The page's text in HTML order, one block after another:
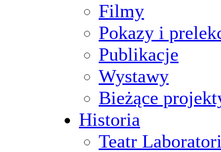
Filmy
Pokazy i
Publikacje
Wystawy
Bieżące
Historia
Teatr